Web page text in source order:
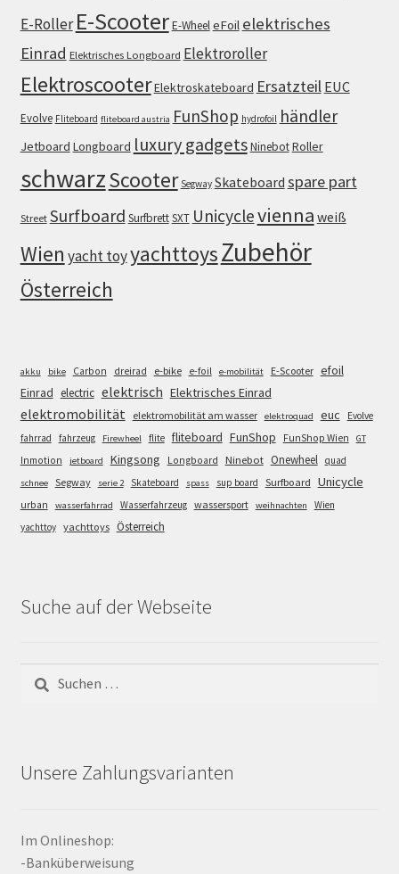
E-Roller E-ScooterE-WheeleFoil elektrisches
Einrad Elektrisches Longboard Elektroroller
ElektroscooterElektroskateboard Ersatzteil EUC
Evolve Fliteboard fliteboard austria FunShop hydrofoil händler
Jetboard Longboard luxury gadgetsNinebotRoller
schwarzScooter Segway Skateboard spare part
Street Surfboard SurfbrettSXT Unicyclevienna weiß
Wien yacht toyyachttoysZubehör
Österreich
akku bike Carbon dreirad e-bike e-foil e-mobilität E-Scooter efoil
Einrad electric elektrisch Elektrisches Einrad
elektromobilität elektromobilität am wasser elektroquad euc
Evolve
fahrrad
fahrzeug Firewheel flite fliteboard FunShop FunShop Wien GT
Inmotion jetboard Kingsong Longboard Ninebot Onewheel quad
schnee Segway serie 2 Skateboard spass sup board Surfboard Unicycle
urban wasserfahrrad Wasserfahrzeug wassersport weihnachten
Wien
yachttoy yachttoys Österreich
Suche auf der Webseite
nach:
Unsere Zahlungsvarianten
Im Onlineshop:
-Banküberweisung